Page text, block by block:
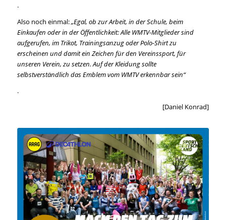
.
Also noch einmal:„Egal, ob zur Arbeit, in der Schule, beim
Einkaufen oder in der Öffentlichkeit: Alle WMTV-Mitglieder sind
aufgerufen, im Trikot, Trainingsanzug oder Polo-Shirt zu
erscheinen und damit ein Zeichen für den Vereinssport, für
unseren Verein, zu setzen. Auf der Kleidung sollte
selbstverständlich das Emblem vom WMTV erkennbar sein“
.
[Daniel Konrad]